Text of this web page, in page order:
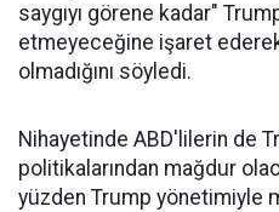
saygıyı görene kadar"
etmeyeceğine işaret
olmadığını söyledi.
Nihayetinde ABD'lilerin de
politikalarından mağdur
yüzden Trump yönetimiyle